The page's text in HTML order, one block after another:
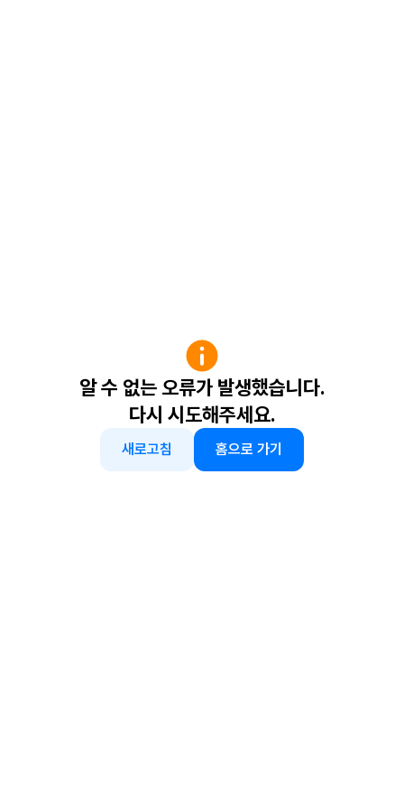
알 수 없는 오류가 발생했습니다.
다시 시도해주세요.
새로고침 홈으로 가기